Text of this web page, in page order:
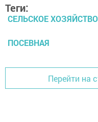
Теги:
СЕЛЬСКОЕ ХОЗЯЙСТВО
ПОСЕВНАЯ
Перейти на